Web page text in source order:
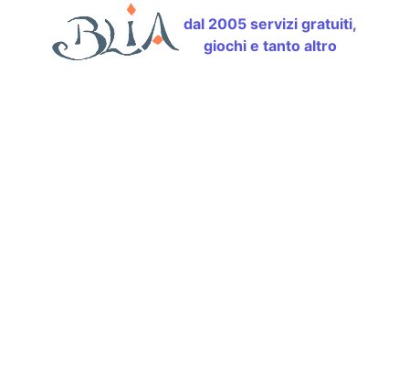
dal 2005 servizi gratuiti,
giochi e tanto altro